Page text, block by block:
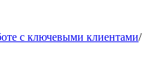
с ключевыми клиентами/